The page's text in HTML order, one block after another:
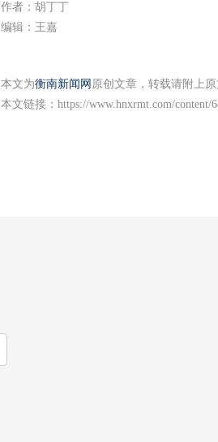
作者：胡丁丁
编辑：王嘉
本文为衡南新闻网 原创文章，转载请附上
本文链接： https://www.hnxrmt.com/content/